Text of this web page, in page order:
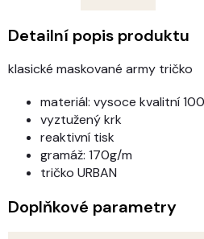
Detailní popis produktu
klasické maskované army tričko
materiál: vysoce kvalitní
vyztužený krk
reaktivní tisk
gramáž: 170g/m
tričko URBAN
Doplňkové parametry